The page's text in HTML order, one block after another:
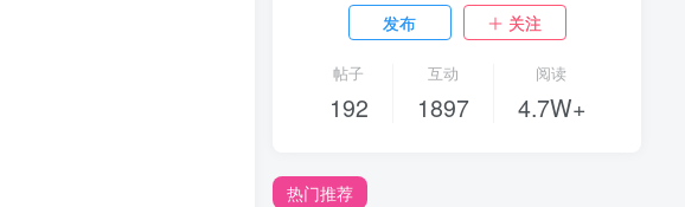
发布 关注
帖子
192
互动
1897
阅读
4.7W+
热门推荐